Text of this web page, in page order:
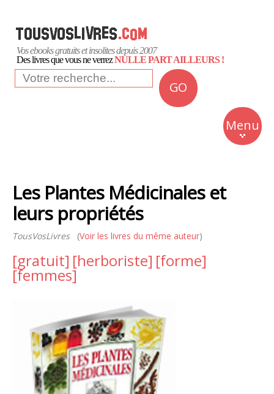
Vos ebooks gratuits et insolites depuis 2007
Des livres que vous ne verrezNULLE PART AILLEURS !
GO
Menu
Insolite
Business
Culture
Les Plantes Médicinales et
leurs propriétés
TousVosLivres(Voir les livres du même auteur)
[gratuit] [herboriste] [forme]
[femmes]